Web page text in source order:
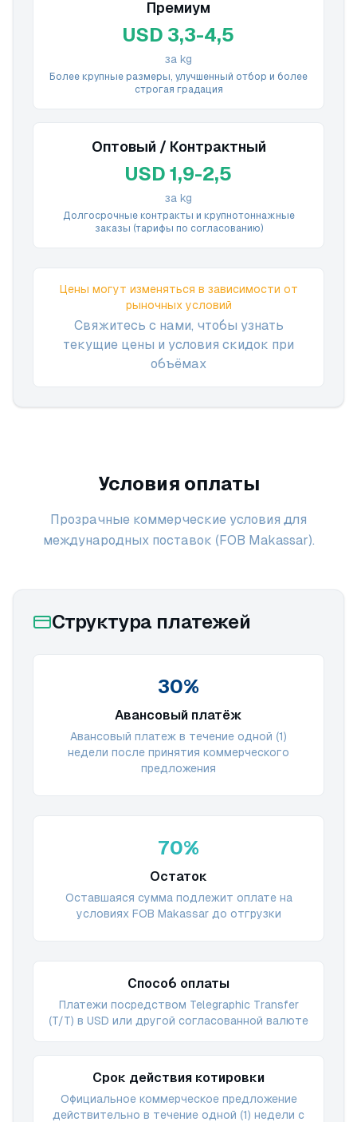
Премиум
USD 3,3-4,5
за kg
Более крупные размеры, улучшенный отбор и более
строгая градация
Оптовый / Контрактный
USD 1,9-2,5
за kg
Долгосрочные контракты и крупнотоннажные
заказы (тарифы по согласованию)
Цены могут изменяться в зависимости от
рыночных условий
Свяжитесь с нами, чтобы узнать
текущие цены и условия скидок при
объёмах
Условия оплаты
Прозрачные коммерческие условия для
международных поставок (FOB Makassar).
Структура платежей
30%
Авансовый платёж
Авансовый платеж в течение одной (1)
недели после принятия коммерческого
предложения
70%
Остаток
Оставшаяся сумма подлежит оплате на
условиях FOB Makassar до отгрузки
Способ оплаты
Платежи посредством Telegraphic Transfer
(T/T) в USD или другой согласованной валюте
Срок действия котировки
Официальное коммерческое предложение
действительно в течение одной (1) недели с